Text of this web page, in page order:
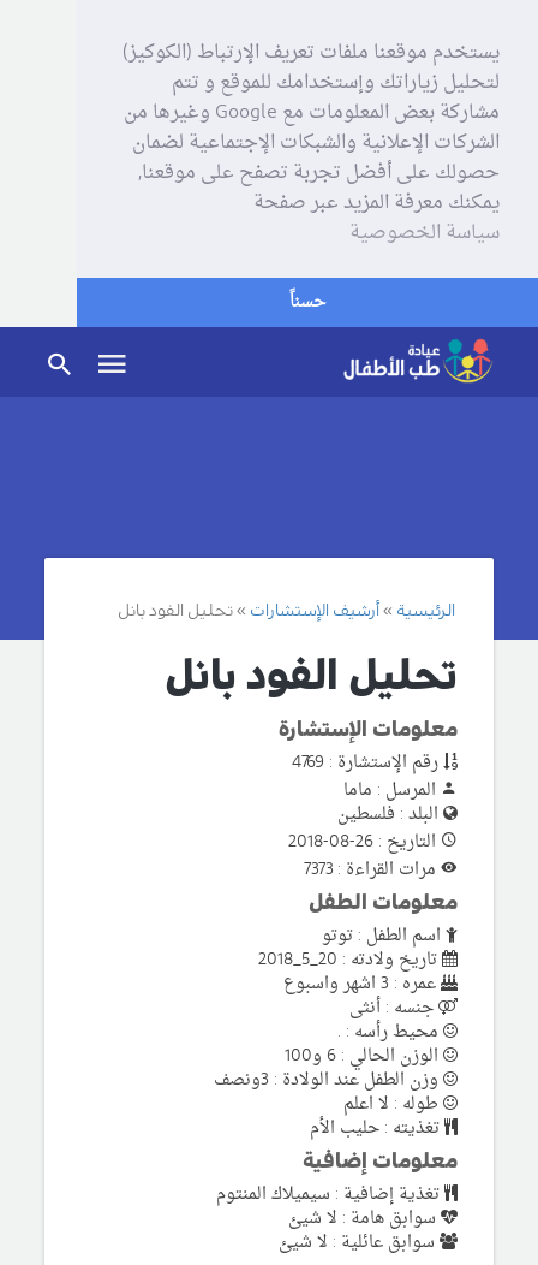
يستخدم موقعنا ملفات تعريف الإرتباط (الكوكيز)
لتحليل زياراتك وإستخدامك للموقع و تتم
مشاركة بعض المعلومات مع Google وغيرها من
الشركات الإعلانية والشبكات الإجتماعية لضمان
حصولك على أفضل تجربة تصفح على موقعنا,
يمكنك معرفة المزيد عبر صفحة
سياسة الخصوصية
حسناً
الرئيسية أرشيف الإستشارات تحليل الفود بانل
تحليل الفود بانل
معلومات الإستشارة
رقم الإستشارة : 4769
المرسل : ماما
البلد : فلسطين
التاريخ : 26-08-2018
مرات القراءة : 7373
معلومات الطفل
اسم الطفل : توتو
تاريخ ولادته : 20_5_2018
عمره : 3 اشهر واسبوع
جنسه : أنثى
محيط رأسه : .
الوزن الحالي : 6 و100
وزن الطفل عند الولادة : 3ونصف
طوله : لا اعلم
تغذيته : حليب الأم
معلومات إضافية
تغذية إضافية : سيميلاك المنتوم
سوابق هامة : لا شيئ
سوابق عائلية : لا شيئ